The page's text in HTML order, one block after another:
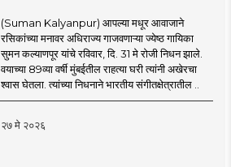
(Suman Kalyanpur) आपल्या मधूर आवाजाने
रसिकांच्या मनावर अधिराज्य गाजवणाऱ्या ज्येष्ठ गायिका
सुमन कल्याणपूर यांचे रविवार, दि. 31 मे रोजी निधन झाले.
वयाच्या 89व्या वर्षी मुंबईतील राहत्या घरी त्यांनी अखेरचा
श्वास घेतला. त्यांच्या निधनाने भारतीय संगीतक्षेत्रातील ..
२७ मे २०२६